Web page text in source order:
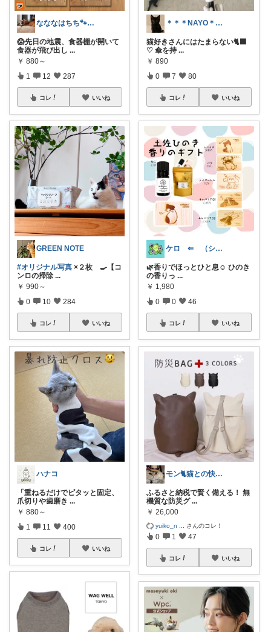
なななはちち🐾猫とおトクと美味しいもの
😱先日の地震、食器棚が開いて
食器が飛び出し ...
￥ 880～
1 12 287
コレ いいね
GREEN NOTE
#オリジナル写真 ×２枚 🍳【コ
ンロの掃除 ...
￥ 990～
0 10 284
コレ いいね
ハナコ
「重ねるだけでピタッと固定、
爪切りや歯磨き ...
￥ 880～
1 11 400
コレ いいね
＊＊＊NAYO＊＊＊
猫好きさんにはたまらない🐈‍⬛
♡ 傘を持 ...
￥ 890
0 7 80
コレ いいね
ケロ ⇐ （シマヒタ🦜です♥️）
🌿香りでほっとひと息☺️ ひのき
の香りっ ...
￥ 1,980
0 0 46
コレ いいね
モン🐈猫との快適な暮らし
ふるさと納税で賢く備える！ 無
機質な防災グ ...
￥ 26,000
yuiko_n さんのコレ！
0 1 47
コレ いいね